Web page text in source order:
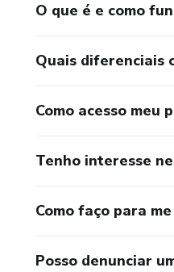
O que é e como
Quais diferenciais
Como acesso meu
Tenho interesse
Como faço para
Posso denunciar